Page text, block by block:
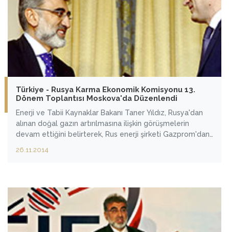
Türkiye - Rusya Karma Ekonomik Komisyonu 13.
Dönem Toplantısı Moskova'da Düzenlendi
Enerji ve Tabii Kaynaklar Bakanı Taner Yıldız, Rusya'dan
alınan doğal gazın artırılmasına ilişkin görüşmelerin
devam ettiğini belirterek, Rus enerji şirketi Gazprom'dan
26.11.2014